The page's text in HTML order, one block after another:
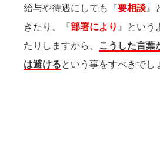
給与や待遇にしても『要相談 』
きたり、『部署により 』という
たりしますから、
こうした言葉
は避けるという事をすべきでし